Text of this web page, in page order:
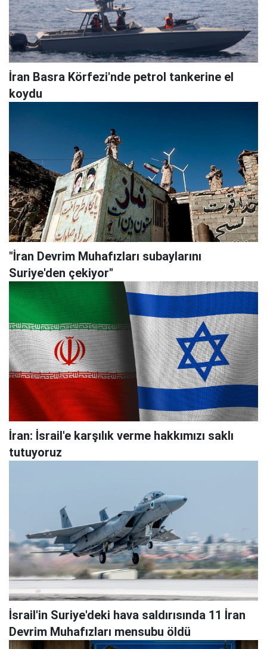
İran Basra Körfezi'nde petrol tankerine el
koydu
"İran Devrim Muhafızları subaylarını
Suriye'den çekiyor"
İran: İsrail'e karşılık verme hakkımızı saklı
tutuyoruz
İsrail'in Suriye'deki hava saldırısında 11 İran
Devrim Muhafızları mensubu öldü